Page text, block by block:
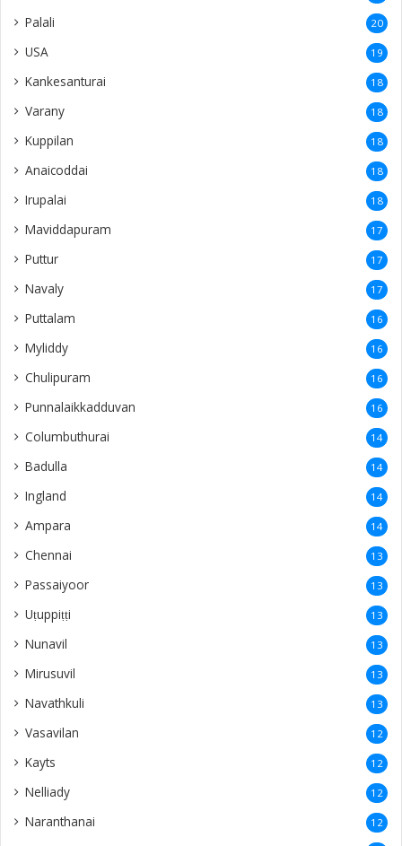
Irupalai 18
Maviddapuram 17
Puttur 17
Navaly 17
Puttalam 16
Myliddy 16
Chulipuram 16
Punnalaikkadduvan 16
Columbuthurai 14
Badulla 14
Ingland 14
Ampara 14
Chennai 13
Passaiyoor 13
Uṭuppiṭṭi 13
Nunavil 13
Mirusuvil 13
Navathkuli 13
Vasavilan 12
Kayts 12
Nelliady 12
Naranthanai 12
Kadduvan 12
Koddadi 12
Sithankerny 12
Siruppiddy 12
Gurunagar 11
Vaddakkachchi 10